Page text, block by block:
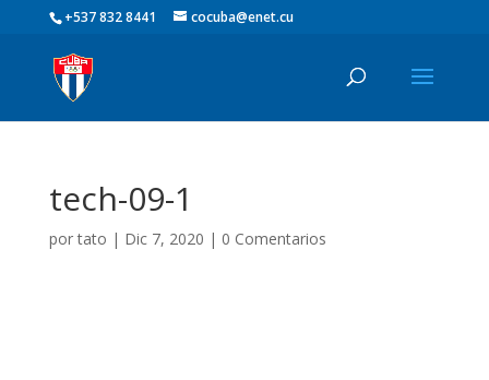
+537 832 8441 cocuba@enet.cu
tech-09-1
portato | Dic 7, 2020 | 0 Comentarios